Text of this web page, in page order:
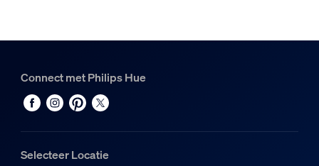
Connect met Philips Hue
Selecteer Locatie